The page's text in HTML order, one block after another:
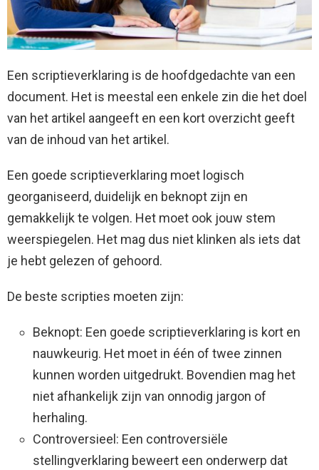
Een scriptieverklaring is de hoofdgedachte van een
document. Het is meestal een enkele zin die het doel
van het artikel aangeeft en een kort overzicht geeft
van de inhoud van het artikel.
Een goede scriptieverklaring moet logisch
georganiseerd, duidelijk en beknopt zijn en
gemakkelijk te volgen. Het moet ook jouw stem
weerspiegelen. Het mag dus niet klinken als iets dat
je hebt gelezen of gehoord.
De beste scripties moeten zijn:
Beknopt: Een goede scriptieverklaring is kort en
nauwkeurig. Het moet in één of twee zinnen
kunnen worden uitgedrukt. Bovendien mag het
niet afhankelijk zijn van onnodig jargon of
herhaling.
Controversieel: Een controversiële
stellingverklaring beweert een onderwerp dat